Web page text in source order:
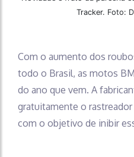
Tracker. Foto:
Com o aumento dos
todo o Brasil, as motos
do ano que vem. A
gratuitamente o
com o objetivo de inibir